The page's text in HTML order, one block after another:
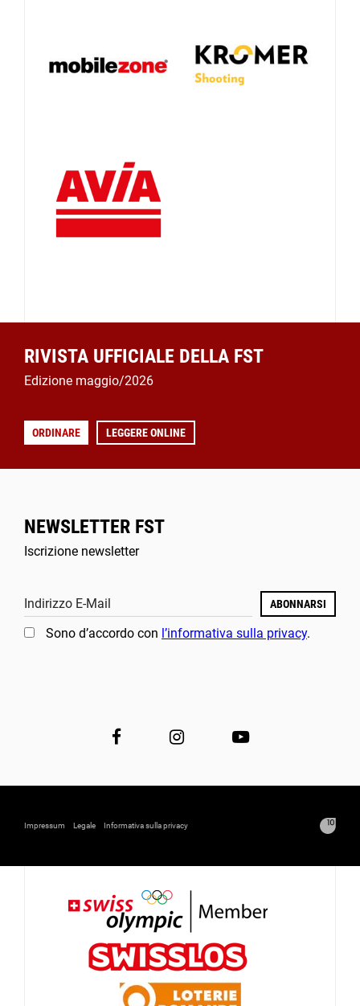
RIVISTA UFFICIALE DELLA FST
Edizione maggio/2026
ORDINARE LEGGERE ONLINE
NEWSLETTER FST
Iscrizione newsletter
Indirizzo E-Mail ABONNARSI
Sono d’accordo con l’informativa sulla privacy.
Impressum Legale Informativa sulla privacy